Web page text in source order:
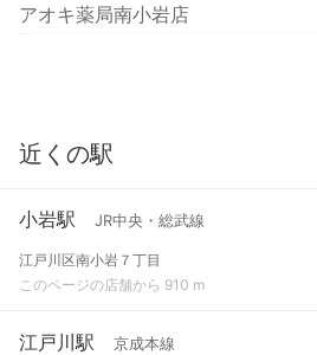
アオキ薬局南小岩店
近くの駅
小岩駅 JR中央・総武線
江戸川区南小岩７丁目
このページの店舗から 910 m
江戸川駅 京成本線